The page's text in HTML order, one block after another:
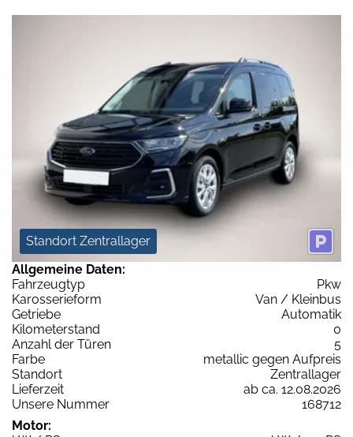
Standort Zentrallager
Allgemeine Daten:
Fahrzeugtyp
Pkw
Karosserieform
Van / Kleinbus
Getriebe
Automatik
Kilometerstand
0
Anzahl der Türen
5
Farbe
metallic gegen Aufpreis
Standort
Zentrallager
Lieferzeit
ab ca. 12.08.2026
Unsere Nummer
168712
Motor: